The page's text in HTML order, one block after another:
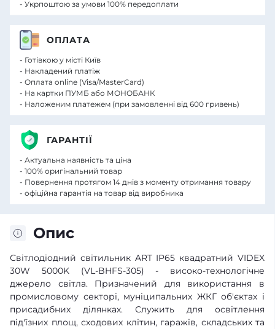
Опис
Світлодіодний світильник ART IP65 квадратний VIDEX
30W 5000K (VL-BHFS-305) - високо-технологічне
джерело світла. Призначений для використання в
промисловому секторі, муніципальних ЖКГ об'єктах і
присадибних ділянках. Служить для освітлення
під'їзних площ, сходових клітин, гаражів, складських та
- Укрпоштою за умови 100% передоплати
ОПЛАТА
- Готівкою у місті Київ
- Накладений платіж
- Оплата online (Visa/MasterCard)
- На картки ПУМБ або МОНОБАНК
- Наложеним платежем (при замовленні від 600 гривень)
ГАРАНТІЇ
- Актуальна наявність та ціна
- 100% оригінальний товар
- Повернення протягом 14 днів з моменту отримання товару
- офіційна гарантія на товар від виробника